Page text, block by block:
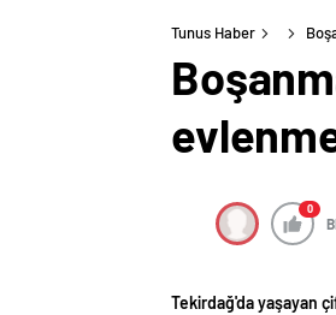
Tunus Haber
0
Tekirdağ'da yaşayan